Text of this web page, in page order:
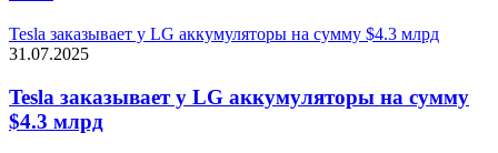
Tesla заказывает у LG аккумуляторы на сумму $4.3 млрд
31.07.2025
Tesla заказывает у LG аккумуляторы на сумму
$4.3 млрд